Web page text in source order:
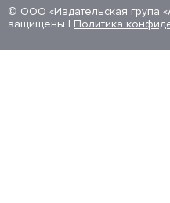
© ООО «Издательская група
защищены | Политика